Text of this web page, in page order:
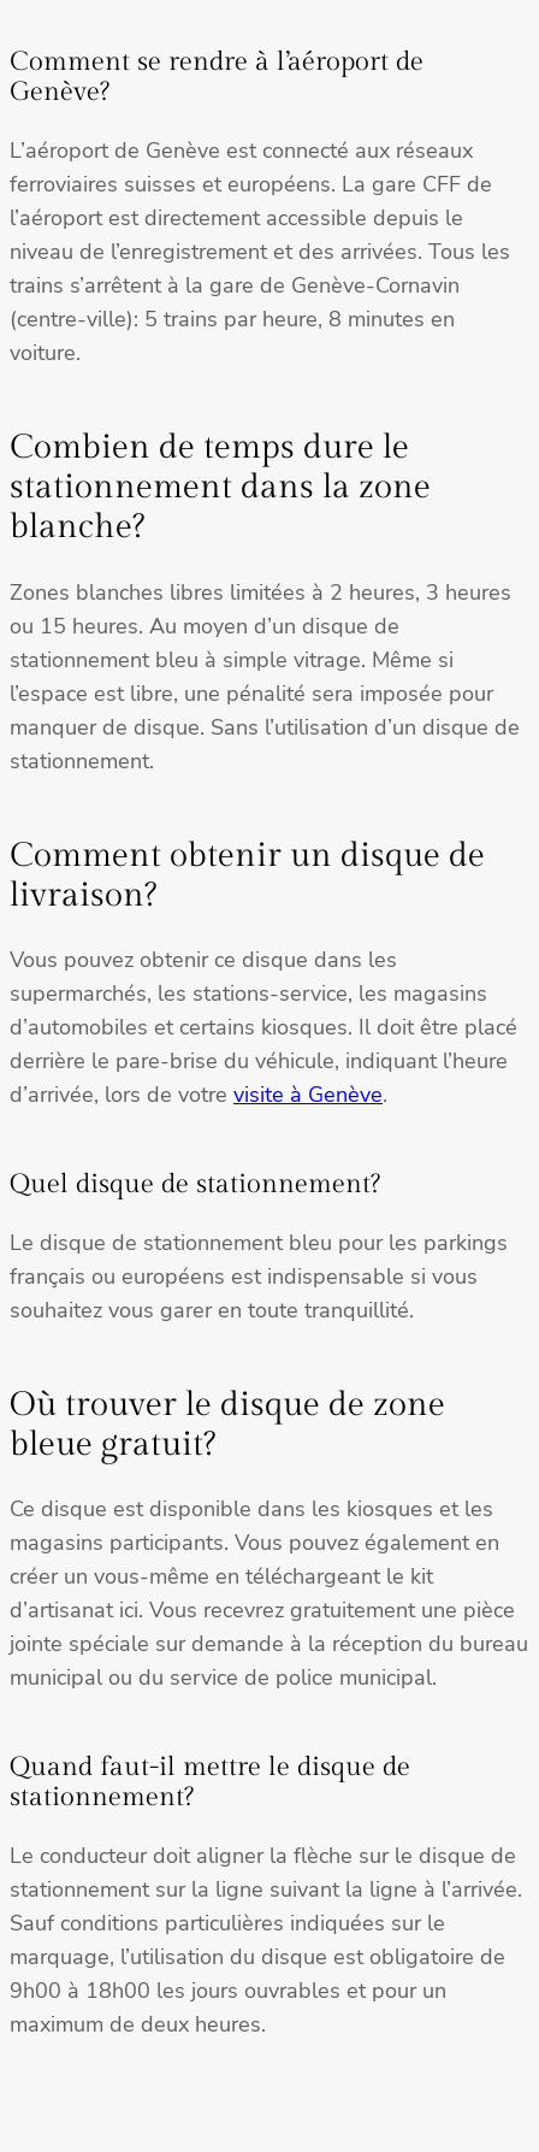
Comment se rendre à l’aéroport de
Genève?
L’aéroport de Genève est connecté aux réseaux
ferroviaires suisses et européens. La gare CFF de
l’aéroport est directement accessible depuis le
niveau de l’enregistrement et des arrivées. Tous les
trains s’arrêtent à la gare de Genève-Cornavin
(centre-ville): 5 trains par heure, 8 minutes en
voiture.
Combien de temps dure le
stationnement dans la zone
blanche?
Zones blanches libres limitées à 2 heures, 3 heures
ou 15 heures. Au moyen d’un disque de
stationnement bleu à simple vitrage. Même si
l’espace est libre, une pénalité sera imposée pour
manquer de disque. Sans l’utilisation d’un disque de
stationnement.
Comment obtenir un disque de
livraison?
Vous pouvez obtenir ce disque dans les
supermarchés, les stations-service, les magasins
d’automobiles et certains kiosques. Il doit être placé
derrière le pare-brise du véhicule, indiquant l’heure
d’arrivée, lors de votre visite à Genève.
Quel disque de stationnement?
Le disque de stationnement bleu pour les parkings
français ou européens est indispensable si vous
souhaitez vous garer en toute tranquillité.
Où trouver le disque de zone
bleue gratuit?
Ce disque est disponible dans les kiosques et les
magasins participants. Vous pouvez également en
créer un vous-même en téléchargeant le kit
d’artisanat ici. Vous recevrez gratuitement une pièce
jointe spéciale sur demande à la réception du bureau
municipal ou du service de police municipal.
Quand faut-il mettre le disque de
stationnement?
Le conducteur doit aligner la flèche sur le disque de
stationnement sur la ligne suivant la ligne à l’arrivée.
Sauf conditions particulières indiquées sur le
marquage, l’utilisation du disque est obligatoire de
9h00 à 18h00 les jours ouvrables et pour un
maximum de deux heures.